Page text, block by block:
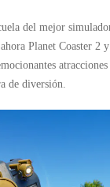
del mejor
Planet Coaster 2 y
atracciones
de diversión.